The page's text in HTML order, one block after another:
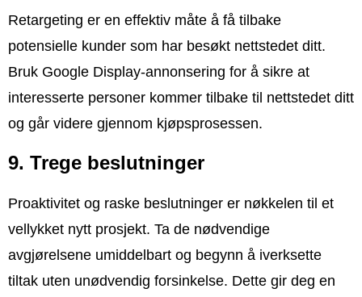
Retargeting er en effektiv måte å få tilbake
potensielle kunder som har besøkt nettstedet ditt.
Bruk Google Display-annonsering for å sikre at
interesserte personer kommer tilbake til nettstedet ditt
og går videre gjennom kjøpsprosessen.
9. Trege beslutninger
Proaktivitet og raske beslutninger er nøkkelen til et
vellykket nytt prosjekt. Ta de nødvendige
avgjørelsene umiddelbart og begynn å iverksette
tiltak uten unødvendig forsinkelse. Dette gir deg en